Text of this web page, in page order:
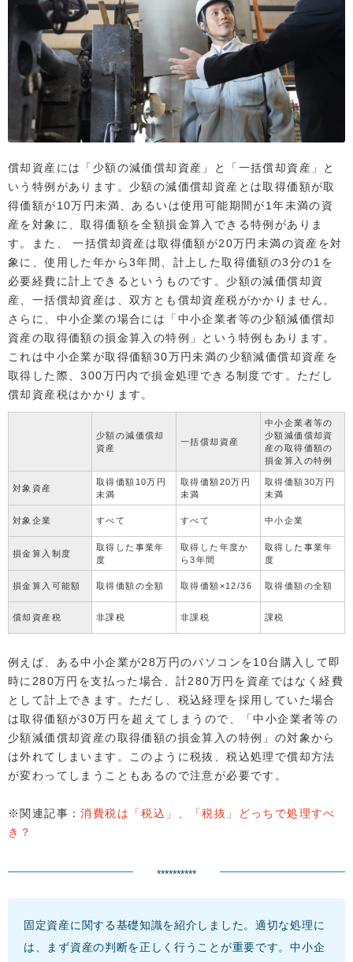
償却資産には「少額の減価償却資産」と「一括償却資産」と
いう特例があります。少額の減価償却資産とは取得価額が取
得価額が10万円未満、あるいは使用可能期間が1年未満の資
産を対象に、取得価額を全額損金算入できる特例がありま
す。また、 一括償却資産は取得価額が20万円未満の資産を対
象に、使用した年から3年間、計上した取得価額の3分の1を
必要経費に計上できるというものです。少額の減価償却資
産、一括償却資産は、双方とも償却資産税がかかりません。
さらに、中小企業の場合には「中小企業者等の少額減価償却
資産の取得価額の損金算入の特例」という特例もあります。
これは中小企業が取得価額30万円未満の少額減価償却資産を
取得した際、300万円内で損金処理できる制度です。ただし
償却資産税はかかります。
少額の減価償却
資産
一括償却資産
中小企業者等の
少額減価償却資
産の取得価額の
損金算入の特例
対象資産
取得価額10万円
未満
取得価額20万円
未満
取得価額30万円
未満
対象企業 すべて すべて 中小企業
損金算入制度
取得した事業年
度
取得した年度か
ら3年間
取得した事業年
度
損金算入可能額 取得価額の全額 取得価額×12/36 取得価額の全額
償却資産税 非課税 非課税 課税
例えば、ある中小企業が28万円のパソコンを10台購入して即
時に280万円を支払った場合、計280万円を資産ではなく経費
として計上できます。ただし、税込経理を採用していた場合
は取得価額が30万円を超えてしまうので、「中小企業者等の
少額減価償却資産の取得価額の損金算入の特例」の対象から
は外れてしまいます。このように税抜、税込処理で償却方法
が変わってしまうこともあるので注意が必要です。
※関連記事：消費税は「税込」、「税抜」どっちで処理すべ
き？
**********
固定資産に関する基礎知識を紹介しました。適切な処理に
は、まず資産の判断を正しく行うことが重要です。中小企